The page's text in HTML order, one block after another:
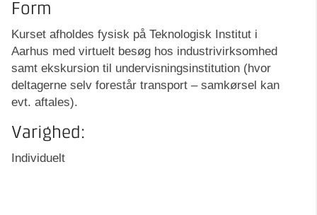
Form
Kurset afholdes fysisk på Teknologisk Institut i
Aarhus med virtuelt besøg hos industrivirksomhed
samt ekskursion til undervisningsinstitution (hvor
deltagerne selv forestår transport – samkørsel kan
evt. aftales).
Varighed:
Individuelt